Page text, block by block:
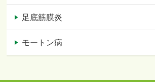
足底筋膜炎
モートン病